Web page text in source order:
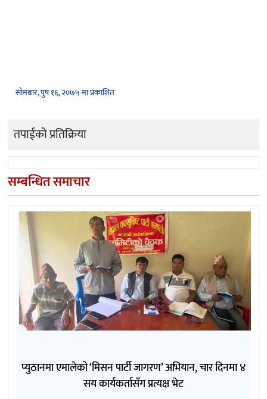
सोमबार, पुष १६, २०७५ मा प्रकाशित
तपाईको प्रतिक्रिया
सम्बन्धित समाचार
प्युठानमा एमालेको ‘मिसन पार्टी जागरण’ अभियान, चार दिनमा ४
सय कार्यकर्तासँग प्रत्यक्ष भेट